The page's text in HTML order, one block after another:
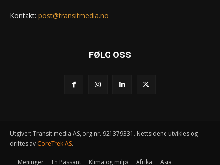
Kontakt: post@transitmedia.no
FØLG OSS
Utgiver: Transit media AS, org.nr. 921379331. Nettsidene utvikles og
driftes av CoreTrek AS.
Meninger En Passant Klima og miljø Afrika Asia